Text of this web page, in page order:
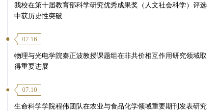
我校在第十届教育部科学研究优秀成果奖（人文社会科学）评选
中获历史性突破
07.16
物理与光电学院秦正波教授课题组在非共价相互作用研究领域取
得重要进展
07.10
生命科学学院程伟团队在农业与食品化学领域重要期刊发表研究